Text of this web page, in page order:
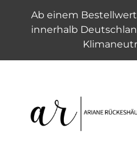
Ab einem
innerhalb